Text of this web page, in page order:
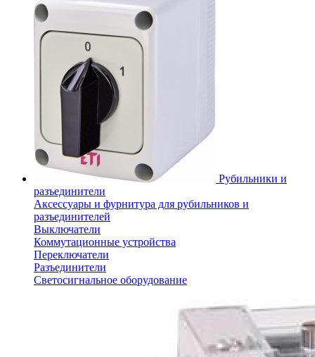
Рубильники и
разъединители
Аксессуары и фурнитура для рубильников и
разъединителей
Выключатели
Коммутационные устройства
Переключатели
Разъединители
Светосигнальное оборудование